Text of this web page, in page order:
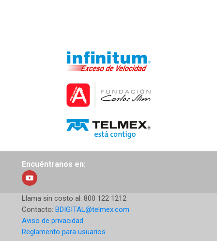
Encuéntranos en:
Llama sin costo al: 800 122 1212
Contacto: BDIGITAL@telmex.com
Aviso de privacidad
Reglamento para usuarios